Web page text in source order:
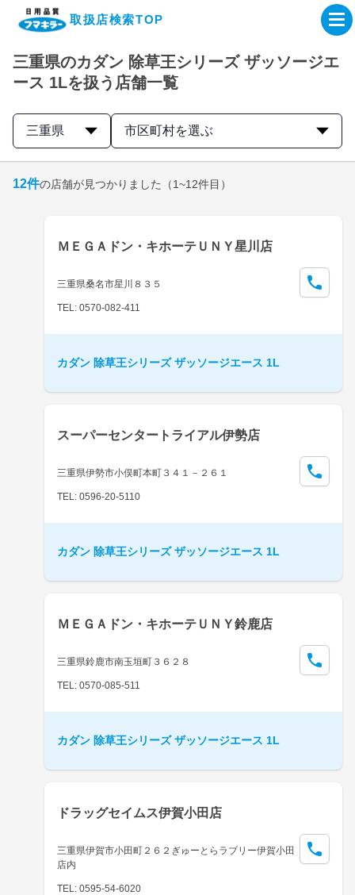
取扱店検索TOP
企業・IR情報サイト
製品情報サイト
取扱店検索はこちら
三重県のカダン 除草王シリーズ ザッソージエ
ース 1Lを扱う店舗一覧
三重県 市区町村を選ぶ
12件の店舗が見つかりました （1~12件目）
ＭＥＧＡドン・キホーテＵＮＹ星川店
三重県桑名市星川８３５
TEL: 0570-082-411
カダン 除草王シリーズ ザッソージエース 1L
スーパーセンタートライアル伊勢店
三重県伊勢市小俣町本町３４１－２６１
TEL: 0596-20-5110
カダン 除草王シリーズ ザッソージエース 1L
ＭＥＧＡドン・キホーテＵＮＹ鈴鹿店
三重県鈴鹿市南玉垣町３６２８
TEL: 0570-085-511
カダン 除草王シリーズ ザッソージエース 1L
ドラッグセイムス伊賀小田店
三重県伊賀市小田町２６２ぎゅーとらラブリー伊賀小田
店内
TEL: 0595-54-6020